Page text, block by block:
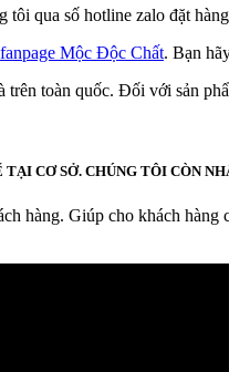
tôi qua số hotline zalo đặt
fanpage Mộc Độc Chất. Bạn
toàn quốc. Đối với sản
CƠ SỞ. CHÚNG TÔI CÒN
hàng. Giúp cho khách